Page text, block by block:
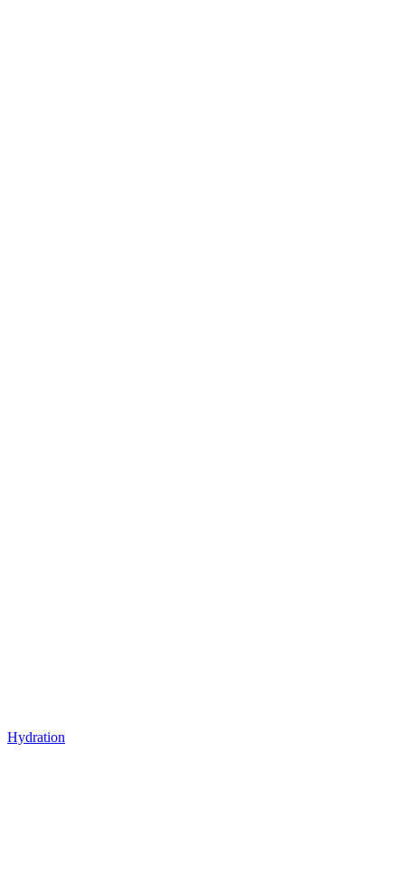
Hydration